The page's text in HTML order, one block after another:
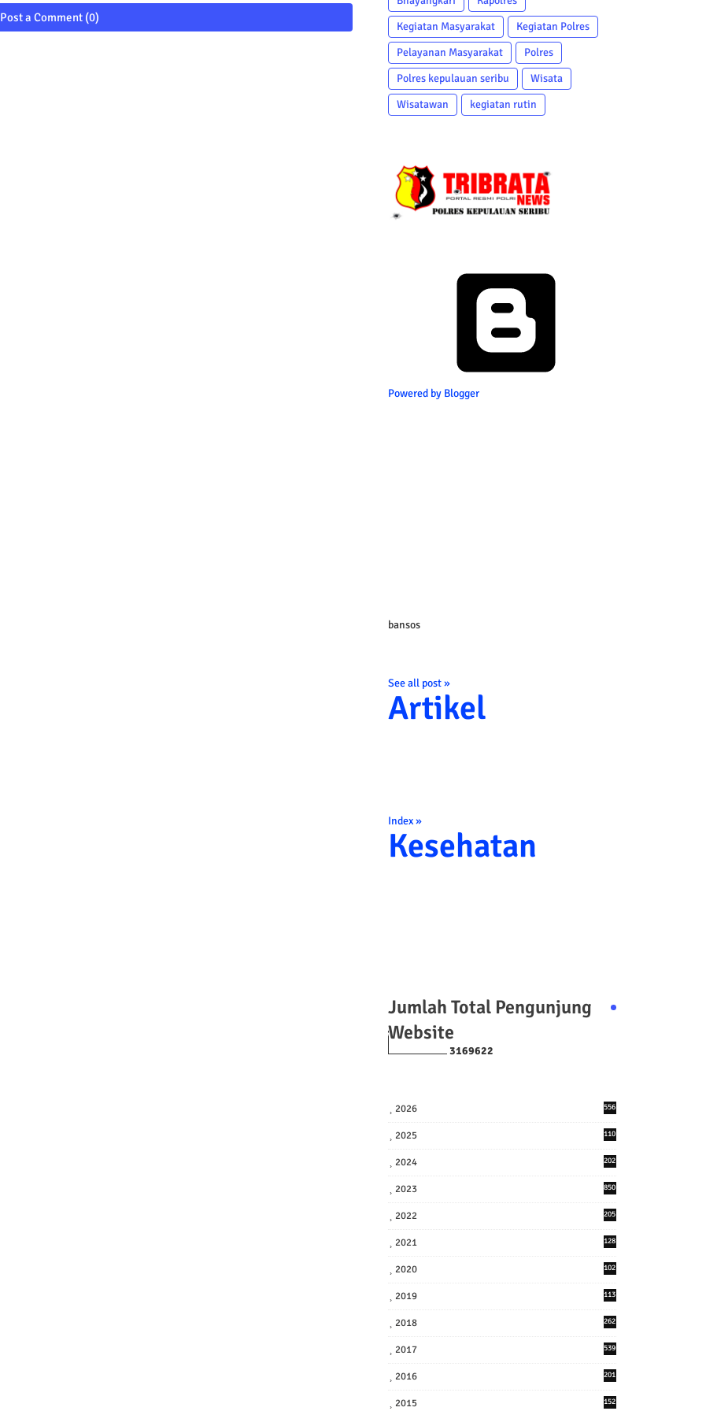
Post a Comment (0)
Kegiatan Masyarakat
Kegiatan Polres
Pelayanan Masyarakat
Polres
Polres kepulauan seribu
Wisata
Wisatawan
kegiatan rutin
Powered by Blogger
bansos
See all post »
Artikel
Index »
Kesehatan
Jumlah Total Pengunjung
Website
3169622
2026 556
2025
110
2024
202
2023 850
2022
205
2021
128
2020
102
2019
113
2018
262
2017
539
2016
201
2015 152